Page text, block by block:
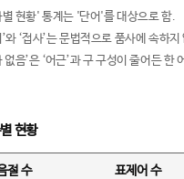
현황' 통계는 '단어'를 대상으로 함.
와 ‘접사’는 문법적으로 품사에 속하
없음’은 ‘어근’과 구 구성이 줄어든
현황
절 수 표제어 수